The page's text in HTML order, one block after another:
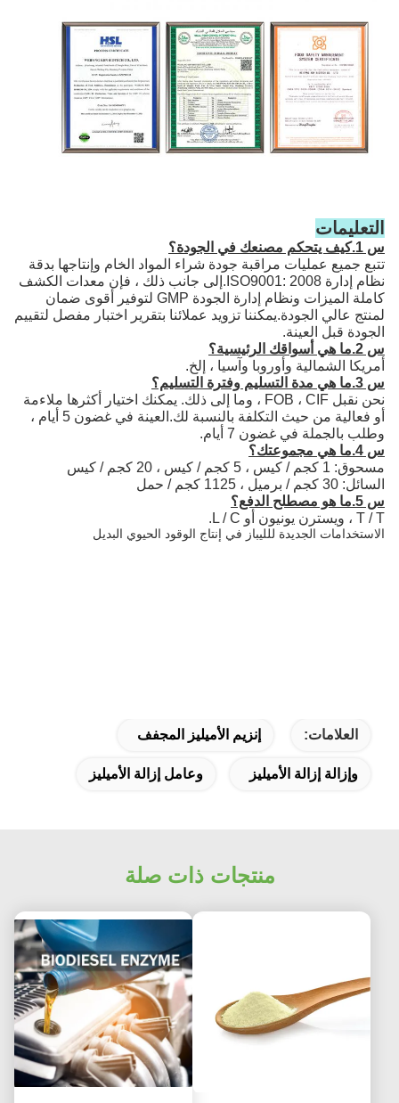
التعليمات
س 1.كيف يتحكم مصنعك في الجودة؟
تتبع جميع عمليات مراقبة جودة شراء المواد الخام وإنتاجها بدقة
نظام إدارة ISO9001: 2008.إلى جانب ذلك ، فإن معدات الكشف
كاملة الميزات ونظام إدارة الجودة GMP لتوفير أقوى ضمان
لمنتج عالي الجودة.يمكننا تزويد عملائنا بتقرير اختبار مفصل لتقييم
الجودة قبل العينة.
س 2.ما هي أسواقك الرئيسية؟
أمريكا الشمالية وأوروبا وآسيا ، إلخ.
س 3.ما هي مدة التسليم وفترة التسليم؟
نحن نقبل FOB ، CIF ، وما إلى ذلك. يمكنك اختيار أكثرها ملاءمة
أو فعالية من حيث التكلفة بالنسبة لك.العينة في غضون 5 أيام ،
وطلب بالجملة في غضون 7 أيام.
س 4.ما هي مجموعتك؟
مسحوق: 1 كجم / كيس ، 5 كجم / كيس ، 20 كجم / كيس
السائل: 30 كجم / برميل ، 1125 كجم / حمل
س 5.ما هو مصطلح الدفع؟
T / T ، ويسترن يونيون أو L / C.
الاستخدامات الجديدة للليباز في إنتاج الوقود الحيوي البديل
العلامات: إنزيم الأميليز المجفف
وإزالة إزالة الأميليز وعامل إزالة الأميليز
منتجات ذات صلة